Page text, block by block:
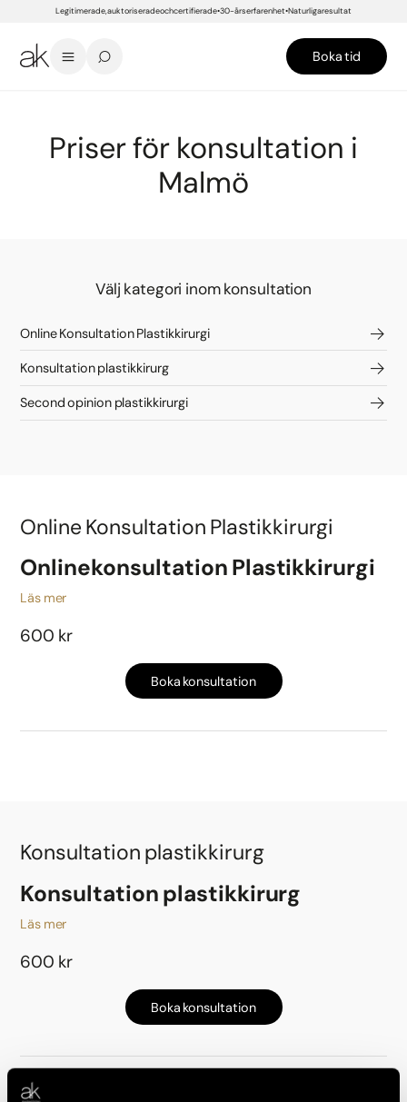
Legitimerade, auktoriserade och certifierade 30-års erfarenhet Naturliga resultat
Boka tid
Priser för konsultation i
Malmö
Välj kategori inom konsultation
Online Konsultation Plastikkirurgi
Konsultation plastikkirurg
Second opinion plastikkirurgi
Online Konsultation Plastikkirurgi
Onlinekonsultation Plastikkirurgi
Läs mer
600 kr
Boka konsultation
Konsultation plastikkirurg
Konsultation plastikkirurg
Läs mer
600 kr
Boka konsultation